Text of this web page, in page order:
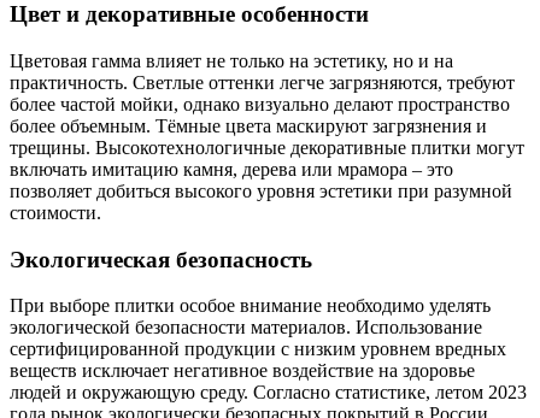
Цвет и декоративные особенности
Цветовая гамма влияет не только на эстетику, но и на
практичность. Светлые оттенки легче загрязняются, требуют
более частой мойки, однако визуально делают пространство
более объемным. Тёмные цвета маскируют загрязнения и
трещины. Высокотехнологичные декоративные плитки могут
включать имитацию камня, дерева или мрамора – это
позволяет добиться высокого уровня эстетики при разумной
стоимости.
Экологическая безопасность
При выборе плитки особое внимание необходимо уделять
экологической безопасности материалов. Использование
сертифицированной продукции с низким уровнем вредных
веществ исключает негативное воздействие на здоровье
людей и окружающую среду. Согласно статистике, летом 2023